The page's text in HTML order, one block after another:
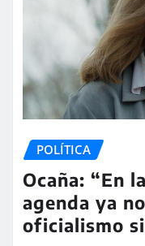
POLÍTICA
Ocaña: “En
agenda ya
oficialismo